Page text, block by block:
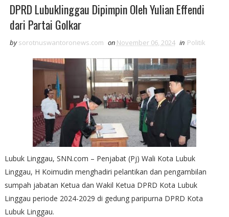
DPRD Lubuklinggau Dipimpin Oleh Yulian Effendi
dari Partai Golkar
by sorotnuswantoronews.com on November 06, 2024 in Politik
Lubuk Linggau, SNN.com – Penjabat (Pj) Wali Kota Lubuk
Linggau, H Koimudin menghadiri pelantikan dan pengambilan
sumpah jabatan Ketua dan Wakil Ketua DPRD Kota Lubuk
Linggau periode 2024-2029 di gedung paripurna DPRD Kota
Lubuk Linggau.